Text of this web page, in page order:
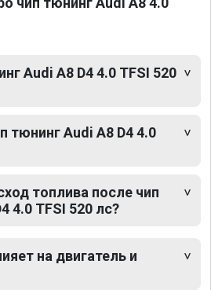
Audi A8 D4 4.0 TFSI 520
тюнинг Audi A8 D4 4.0
топлива после чип
4.0 TFSI 520 лс?
на двигатель и